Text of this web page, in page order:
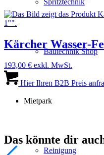
Spritztechnik
Bautechnik Shop
Mietpark
Reinigung
Kärcher Wasser-
193,00 € exkl. MwSt.
Hier Ihren B2B Preis
Das könnte dir